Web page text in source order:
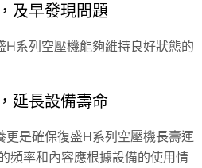
及早發現問題
系列空壓機能夠維持良好狀態的
延長設備壽命
更是確保復盛H系列空壓機長壽運
頻率和內容應根據設備的使用情